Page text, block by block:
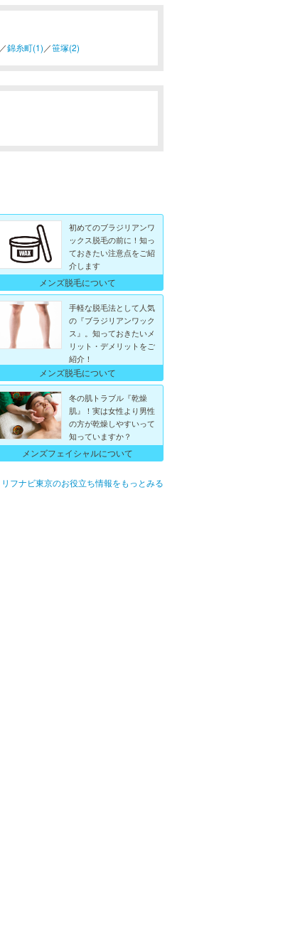
／錦糸町(1) ／笹塚(2)
初めてのブラジリアンワ
ックス脱毛の前に！知っ
ておきたい注意点をご紹
介します
メンズ脱毛について
手軽な脱毛法として人気
の『ブラジリアンワック
ス』。知っておきたいメ
リット・デメリットをご
紹介！
メンズ脱毛について
冬の肌トラブル『乾燥
肌』！実は女性より男性
の方が乾燥しやすいって
知っていますか？
メンズフェイシャルについて
リフナビ東京のお役立ち情報をもっとみる